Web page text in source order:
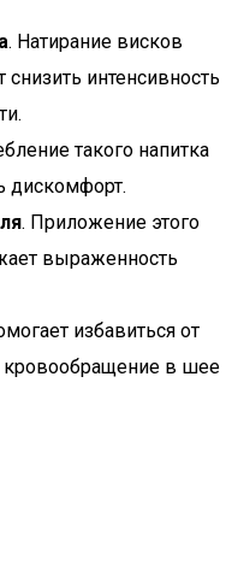
. Натирание висков
интенсивность
такого напитка
дискомфорт.
. Приложение этого
выраженность
избавиться от
кровообращение в шее